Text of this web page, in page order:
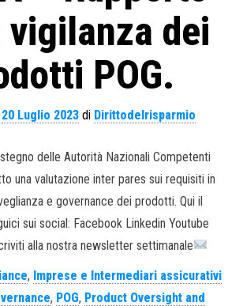
dei
POG.
20 Luglio 2023di Dirittodelrisparmio
delle Autorità Nazionali Competenti
una valutazione inter pares sui requisiti in
e governance dei prodotti. Qui il
sui social: Facebook Linkedin Youtube
alla nostra newsletter settimanale
, Imprese e Intermediari assicurativi
, POG, Product Oversight and